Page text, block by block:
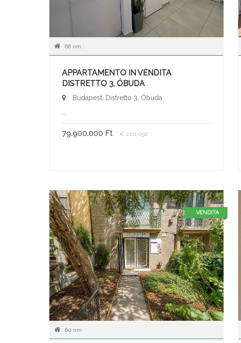
68 nm
APPARTAMENTO IN VENDITA
DISTRETTO 3, ÓBUDA
Budapest, Distretto 3, Óbuda
79.900.000 Ft € 220.092
VENDITA
60 nm